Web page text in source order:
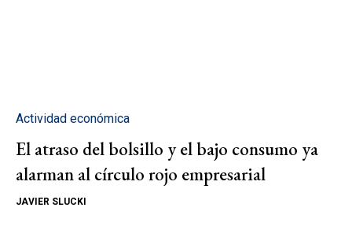
Actividad económica
El atraso del bolsillo y el bajo consumo ya
alarman al círculo rojo empresarial
JAVIER SLUCKI